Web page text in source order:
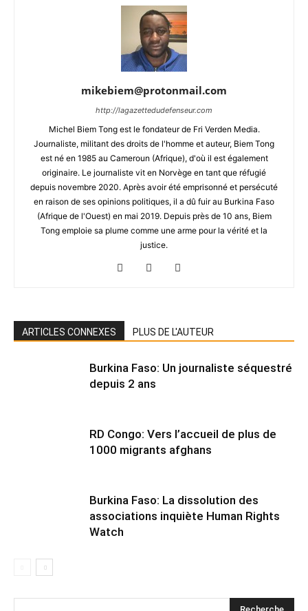
mikebiem@protonmail.com
http://lagazettedudefenseur.com
Michel Biem Tong est le fondateur de Fri Verden Media.
Journaliste, militant des droits de l'homme et auteur, Biem Tong
est né en 1985 au Cameroun (Afrique), d'où il est également
originaire. Le journaliste vit en Norvège en tant que réfugié
depuis novembre 2020. Après avoir été emprisonné et persécuté
en raison de ses opinions politiques, il a dû fuir au Burkina Faso
(Afrique de l'Ouest) en mai 2019. Depuis près de 10 ans, Biem
Tong emploie sa plume comme une arme pour la vérité et la
justice.
ARTICLES CONNEXES PLUS DE L'AUTEUR
Burkina Faso: Un journaliste séquestré
depuis 2 ans
RD Congo: Vers l’accueil de plus de
1000 migrants afghans
Burkina Faso: La dissolution des
associations inquiète Human Rights
Watch